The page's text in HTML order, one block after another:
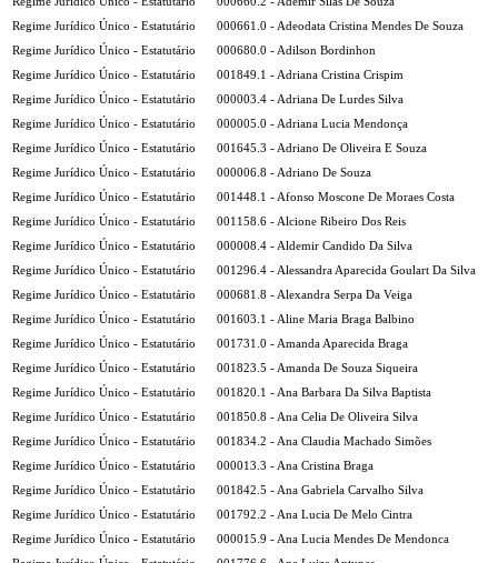
Regime Jurídico Único - Estatutário
000661.0 - Adeodata Cristina Mendes De Souza
Regime Jurídico Único - Estatutário
000680.0 - Adilson Bordinhon
Regime Jurídico Único - Estatutário
001849.1 - Adriana Cristina Crispim
Regime Jurídico Único - Estatutário
000003.4 - Adriana De Lurdes Silva
Regime Jurídico Único - Estatutário
000005.0 - Adriana Lucia Mendonça
Regime Jurídico Único - Estatutário
001645.3 - Adriano De Oliveira E Souza
Regime Jurídico Único - Estatutário
000006.8 - Adriano De Souza
Regime Jurídico Único - Estatutário
001448.1 - Afonso Moscone De Moraes Costa
Regime Jurídico Único - Estatutário
001158.6 - Alcione Ribeiro Dos Reis
Regime Jurídico Único - Estatutário
000008.4 - Aldemir Candido Da Silva
Regime Jurídico Único - Estatutário
001296.4 - Alessandra Aparecida Goulart Da Silva
Regime Jurídico Único - Estatutário
000681.8 - Alexandra Serpa Da Veiga
Regime Jurídico Único - Estatutário
001603.1 - Aline Maria Braga Balbino
Regime Jurídico Único - Estatutário
001731.0 - Amanda Aparecida Braga
Regime Jurídico Único - Estatutário
001823.5 - Amanda De Souza Siqueira
Regime Jurídico Único - Estatutário
001820.1 - Ana Barbara Da Silva Baptista
Regime Jurídico Único - Estatutário
001850.8 - Ana Celia De Oliveira Silva
Regime Jurídico Único - Estatutário
001834.2 - Ana Claudia Machado Simões
Regime Jurídico Único - Estatutário
000013.3 - Ana Cristina Braga
Regime Jurídico Único - Estatutário
001842.5 - Ana Gabriela Carvalho Silva
Regime Jurídico Único - Estatutário
001792.2 - Ana Lucia De Melo Cintra
Regime Jurídico Único - Estatutário
000015.9 - Ana Lucia Mendes De Mendonca